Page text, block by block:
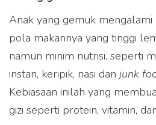
Anak yang gemuk mengalami
pola makannya yang tinggi
namun minim nutrisi, seperti
instan, keripik, nasi dan junk
Kebiasaan inilah yang
gizi seperti protein, vitamin,